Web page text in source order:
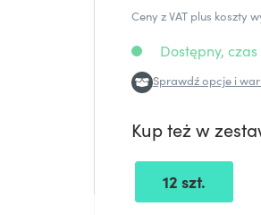
Ceny z VAT plus koszty
Dostępny,
Sprawdź opcje i
Kup też w
12 szt.